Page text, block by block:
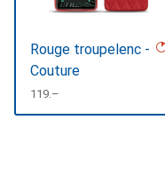
Rouge troupelenc -
Couture
CHF
119.–